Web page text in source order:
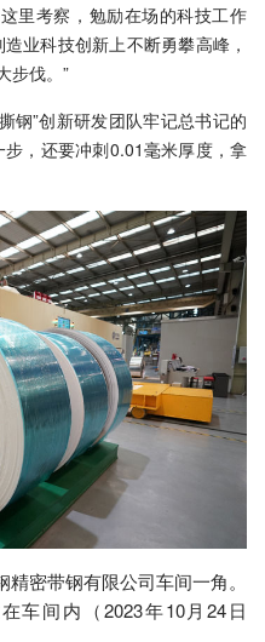
里考察，勉励在场的科技工作
业科技创新上不断勇攀高峰，
步伐。”
钢”创新研发团队牢记总书记的
，还要冲刺0.01毫米厚度，拿
密带钢有限公司车间一角。
车间内（2023年10月24日